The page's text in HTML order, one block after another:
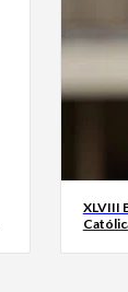
XLVIII